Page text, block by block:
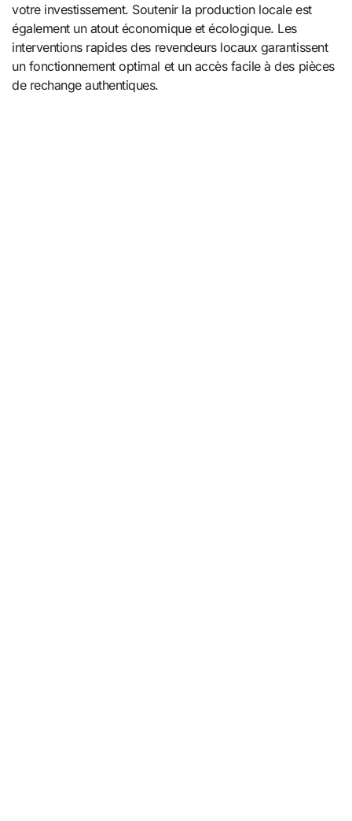
votre investissement. Soutenir la production locale est
également un atout économique et écologique. Les
interventions rapides des revendeurs locaux garantissent
un fonctionnement optimal et un accès facile à des pièces
de rechange authentiques.